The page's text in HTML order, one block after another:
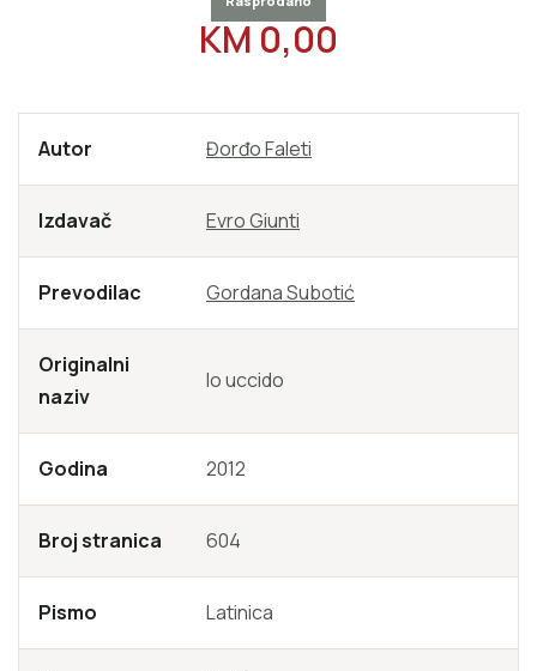
REDOVNA CIJENA
KM 0,00
Autor Đorđo Faleti
Izdavač Evro Giunti
Prevodilac Gordana Subotić
Originalni
naziv
Io uccido
Godina 2012
Broj stranica 604
Pismo Latinica